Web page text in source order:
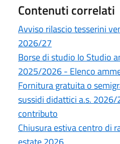
Contenuti correlati
Avviso rilascio tesserini
2026/27
Borse di studio Io Studio
2025/2026 - Elenco
Fornitura gratuita o
sussidi didattici a.s.
contributo
Chiusura estiva centro di